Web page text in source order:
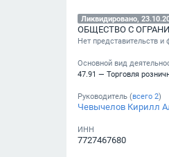
Ликвидировано,
ОБЩЕСТВО С
Нет представительств и
Основной вид
47.91 — Торговля
Руководитель (всего 2)
Чевычелов Кирилл
ИНН
7727467680